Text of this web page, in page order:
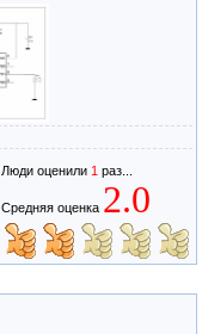
Люди оценили 1 раз...
Средняя оценка 2.0